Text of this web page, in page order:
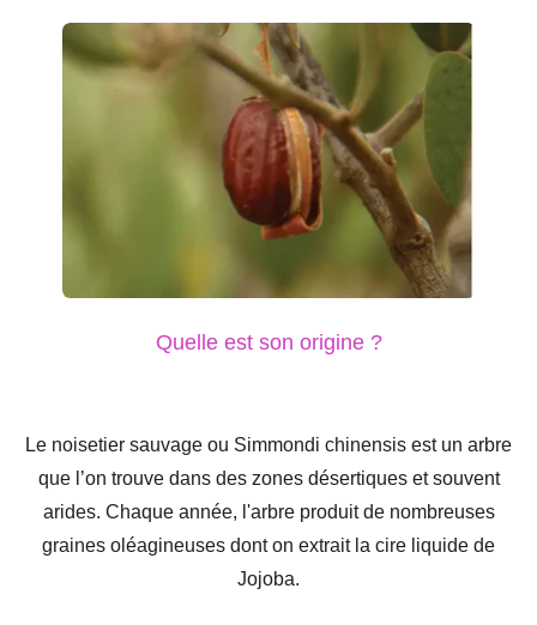
Quelle est son origine ?
Le noisetier sauvage ou Simmondi chinensis est un arbre
que l’on trouve dans des zones désertiques et souvent
arides. Chaque année, l'arbre produit de nombreuses
graines oléagineuses dont on extrait la cire liquide de
Jojoba.